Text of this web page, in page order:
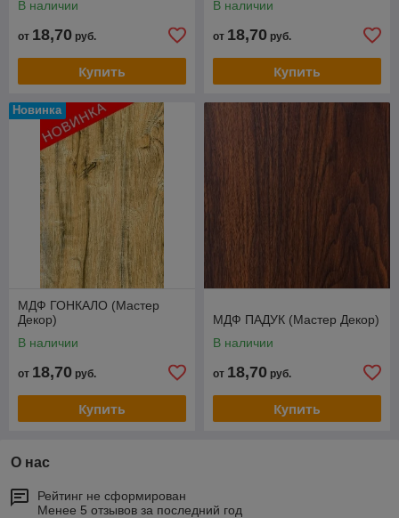
В наличии
от 18,70 руб.
Купить
В наличии
от 18,70 руб.
Купить
Новинка
МДФ ГОНКАЛО (Мастер
Декор)
В наличии
от 18,70 руб.
Купить
МДФ ПАДУК (Мастер Декор)
В наличии
от 18,70 руб.
Купить
О нас
Рейтинг не сформирован
Менее 5 отзывов за последний год